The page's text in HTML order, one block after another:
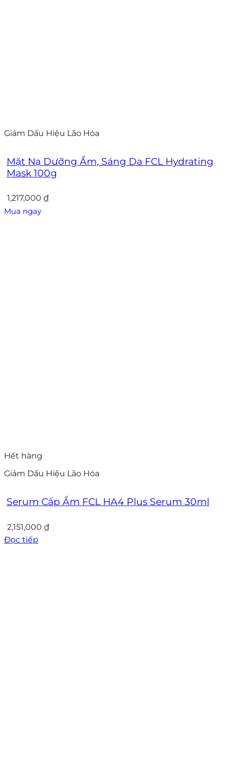
Giảm Dấu Hiệu Lão Hóa
Mặt Nạ Dưỡng Ẩm, Sáng Da FCL Hydrating
Mask 100g
1,217,000 ₫
Hết hàng
Giảm Dấu Hiệu Lão Hóa
Serum Cấp Ẩm FCL HA4 Plus Serum 30ml
2,151,000 ₫
Đọc tiếp